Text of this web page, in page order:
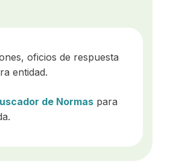
oficios de respuesta
entidad.
de Normas para